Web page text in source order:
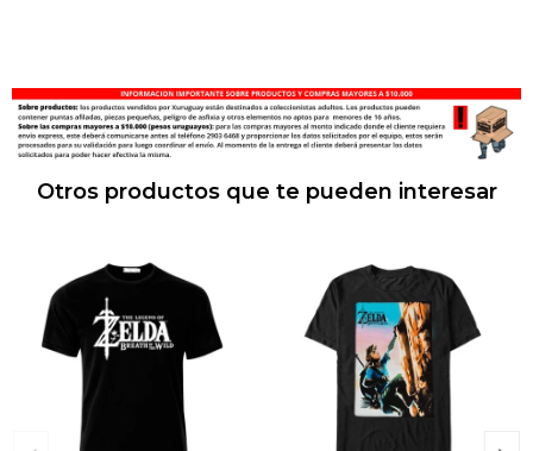
Otros productos que te pueden interesar